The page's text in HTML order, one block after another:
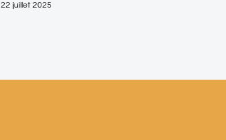
22 juillet 2025